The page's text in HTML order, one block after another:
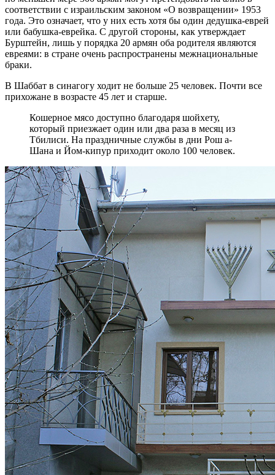
соответствии с израильским законом «О возвращении» 1953
года. Это означает, что у них есть хотя бы один дедушка-еврей
или бабушка-еврейка. С другой стороны, как утверждает
Бурштейн, лишь у порядка 20 армян оба родителя являются
евреями: в стране очень распространены межнациональные
браки.
В Шаббат в синагогу ходит не больше 25 человек. Почти все
прихожане в возрасте 45 лет и старше.
Кошерное мясо доступно благодаря шойхету,
который приезжает один или два раза в месяц из
Тбилиси. На праздничные службы в дни Рош а-
Шана и Йом-кипур приходит около 100 человек.